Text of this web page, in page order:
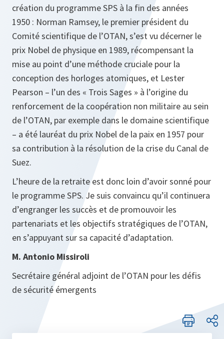
création du programme SPS à la fin des années
1950 : Norman Ramsey, le premier président du
Comité scientifique de l’OTAN, s’est vu décerner le
prix Nobel de physique en 1989, récompensant la
mise au point d’une méthode cruciale pour la
conception des horloges atomiques, et Lester
Pearson – l’un des « Trois Sages » à l’origine du
renforcement de la coopération non militaire au sein
de l’OTAN, par exemple dans le domaine scientifique
– a été lauréat du prix Nobel de la paix en 1957 pour
sa contribution à la résolution de la crise du Canal de
Suez.
L’heure de la retraite est donc loin d’avoir sonné pour
le programme SPS. Je suis convaincu qu’il continuera
d’engranger les succès et de promouvoir les
partenariats et les objectifs stratégiques de l’OTAN,
en s’appuyant sur sa capacité d’adaptation.
M. Antonio Missiroli
Secrétaire général adjoint de l’OTAN pour les défis
de sécurité émergents